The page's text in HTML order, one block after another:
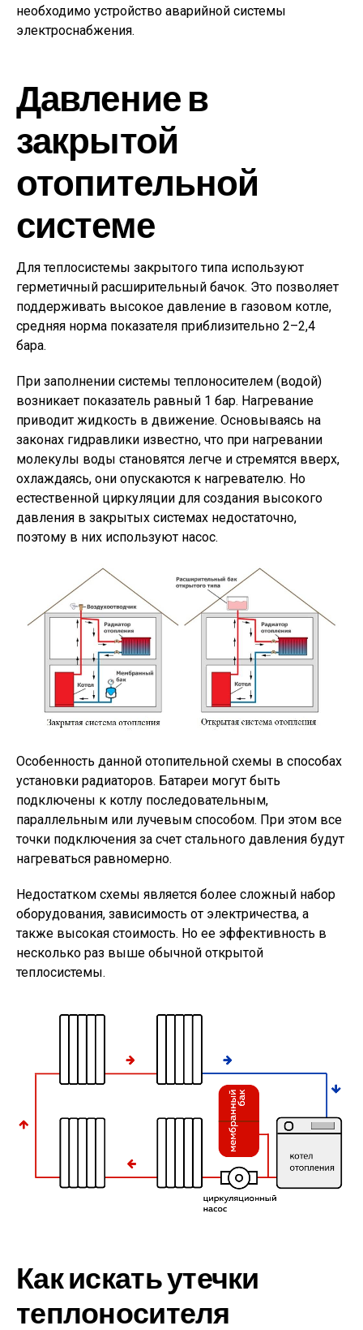
необходимо устройство аварийной системы
электроснабжения.
Давление в
закрытой
отопительной
системе
Для теплосистемы закрытого типа используют
герметичный расширительный бачок. Это позволяет
поддерживать высокое давление в газовом котле,
средняя норма показателя приблизительно 2–2,4
бара.
При заполнении системы теплоносителем (водой)
возникает показатель равный 1 бар. Нагревание
приводит жидкость в движение. Основываясь на
законах гидравлики известно, что при нагревании
молекулы воды становятся легче и стремятся вверх,
охлаждаясь, они опускаются к нагревателю. Но
естественной циркуляции для создания высокого
давления в закрытых системах недостаточно,
поэтому в них используют насос.
Особенность данной отопительной схемы в способах
установки радиаторов. Батареи могут быть
подключены к котлу последовательным,
параллельным или лучевым способом. При этом все
точки подключения за счет стального давления будут
нагреваться равномерно.
Недостатком схемы является более сложный набор
оборудования, зависимость от электричества, а
также высокая стоимость. Но ее эффективность в
несколько раз выше обычной открытой
теплосистемы.
Как искать утечки
теплоносителя